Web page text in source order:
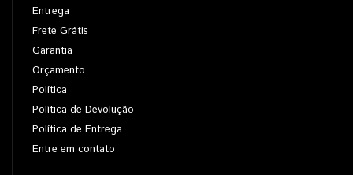
Entrega
Frete Grátis
Garantia
Orçamento
Política
Política de Devolução
Política de Entrega
Entre em contato